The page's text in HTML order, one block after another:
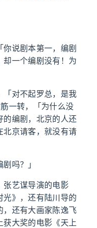
说剧本第一，编剧
却一个编剧没有！为
「对不起罗总，是我
一转，「为什么没
的编剧，北京的人还
北京请客，就没有请
吗？」
张艺谋导演的电影
光》，还有陆川导的
，还有大画家陈逸飞
获大奖的电影《天上